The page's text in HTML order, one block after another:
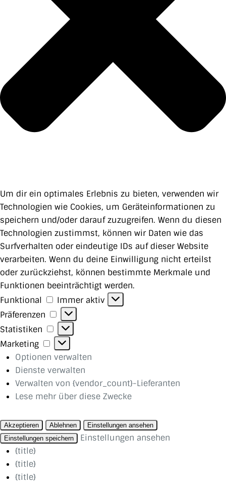
Um dir ein optimales Erlebnis zu bieten, verwenden wir
Technologien wie Cookies, um Geräteinformationen zu
speichern und/oder darauf zuzugreifen. Wenn du diesen
Technologien zustimmst, können wir Daten wie das
Surfverhalten oder eindeutige IDs auf dieser Website
verarbeiten. Wenn du deine Einwilligung nicht erteilst
oder zurückziehst, können bestimmte Merkmale und
Funktionen beeinträchtigt werden.
Funktional
Funktional
Immer aktiv
Präferenzen
Präferenzen
Statistiken
Statistiken
Marketing
Marketing
Optionen verwalten
Dienste verwalten
Verwalten von {vendor_count}-Lieferanten
Lese mehr über diese Zwecke
Akzeptieren Ablehnen
Einstellungen ansehen
Einstellungen speichern
Einstellungen ansehen
{title}
{title}
{title}